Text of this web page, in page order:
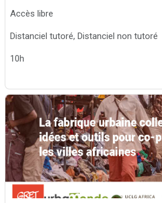
Accès libre
Distanciel tutoré, Distanciel non tutoré
10h